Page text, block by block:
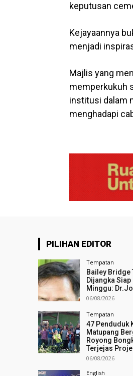
keputusan
Kejayaannya
menjadi
Majlis yang
memperkukuh
institusi dalam
menghadapi
PILIHAN EDITOR
Tempatan
Bailey Bridge
Dijangka Siap
Minggu:
06/08/2026
Tempatan
47 Penduduk
Matupang
Royong
Terjejas
06/08/2026
English